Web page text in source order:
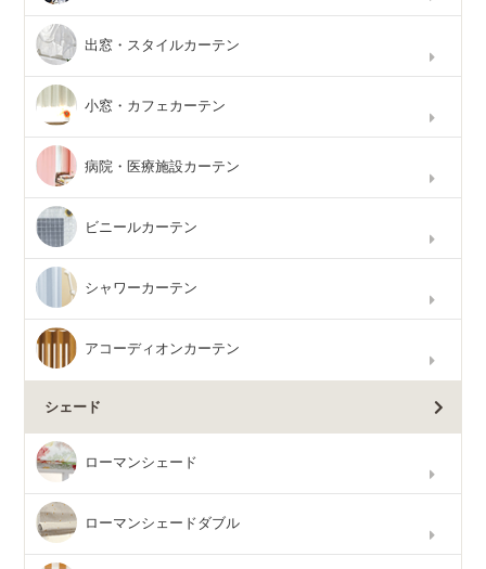
出窓・スタイルカーテン
小窓・カフェカーテン
病院・医療施設カーテン
ビニールカーテン
シャワーカーテン
アコーディオンカーテン
シェード
ローマンシェード
ローマンシェードダブル